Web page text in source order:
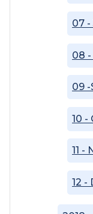
07 -
08
09
10 -
11 -
12 -